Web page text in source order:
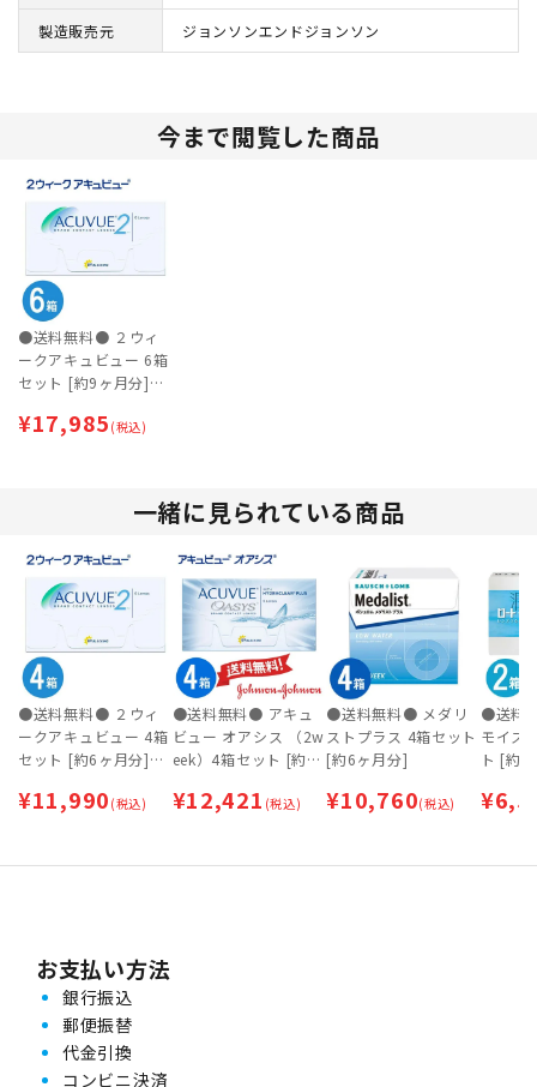
製造販売元 ジョンソンエンドジョンソン
今まで閲覧した商品
●送料無料● ２ウィ
ークアキュビュー 6箱
セット [約9ヶ月分]
¥17,985 (税込)
一緒に見られている商品
●送料無料● ２ウィ
ークアキュビュー 4箱
セット [約6ヶ月分]
¥11,990 (税込)
●送料無料● アキュ
ビュー オアシス （2w
eek）4箱セット [約6
用】
¥12,421 (税込)
●送料無料● メダリ
ストプラス 4箱セット
[約6ヶ月分]
¥10,760(税込)
●送料
モイス
ト [約3
¥
お支払い方法
銀行振込
郵便振替
代金引換
コンビニ決済